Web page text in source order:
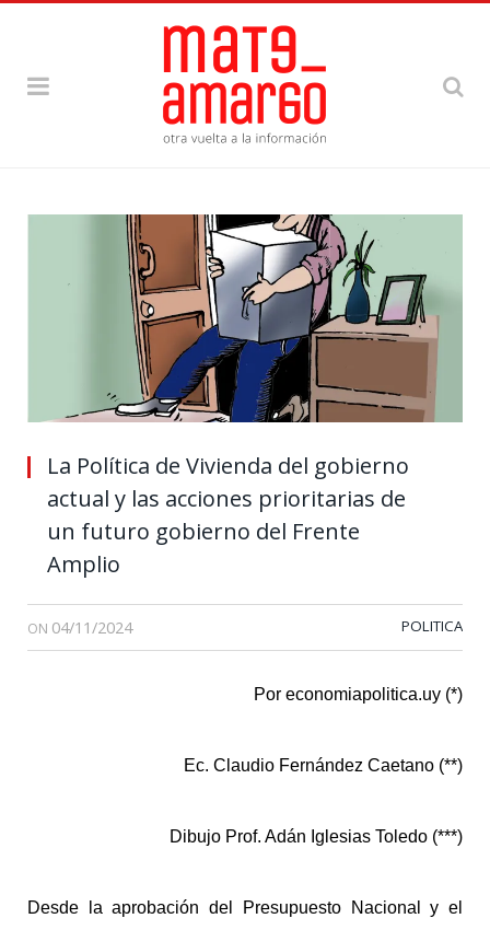
La Política de Vivienda del gobierno
actual y las acciones prioritarias de
un futuro gobierno del Frente
Amplio
ON 04/11/2024 POLITICA
Por economiapolitica.uy (*)
Ec. Claudio Fernández Caetano (**)
Dibujo Prof. Adán Iglesias Toledo (***)
Desde la aprobación del Presupuesto Nacional y el